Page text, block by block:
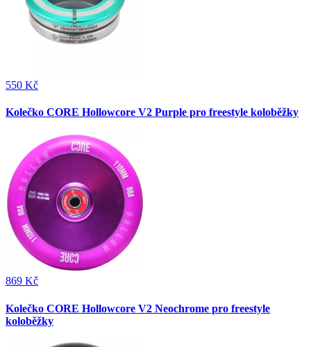
550 Kč
Kolečko CORE Hollowcore V2 Purple pro freestyle koloběžky
869 Kč
Kolečko CORE Hollowcore V2 Neochrome pro freestyle
koloběžky